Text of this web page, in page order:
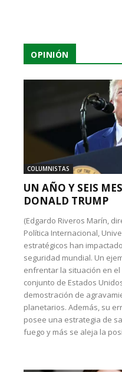
OPINIÓN
COLUMNISTAS
UN AÑO Y SEIS
DONALD TRUMP
(Edgardo Riveros Marín,
Política Internacional,
estratégicos han
seguridad mundial. Un
enfrentar la situación en
conjunto de Estados
demostración de
planetarios. Además, su
posee una estrategia de
fuego y más se aleja la